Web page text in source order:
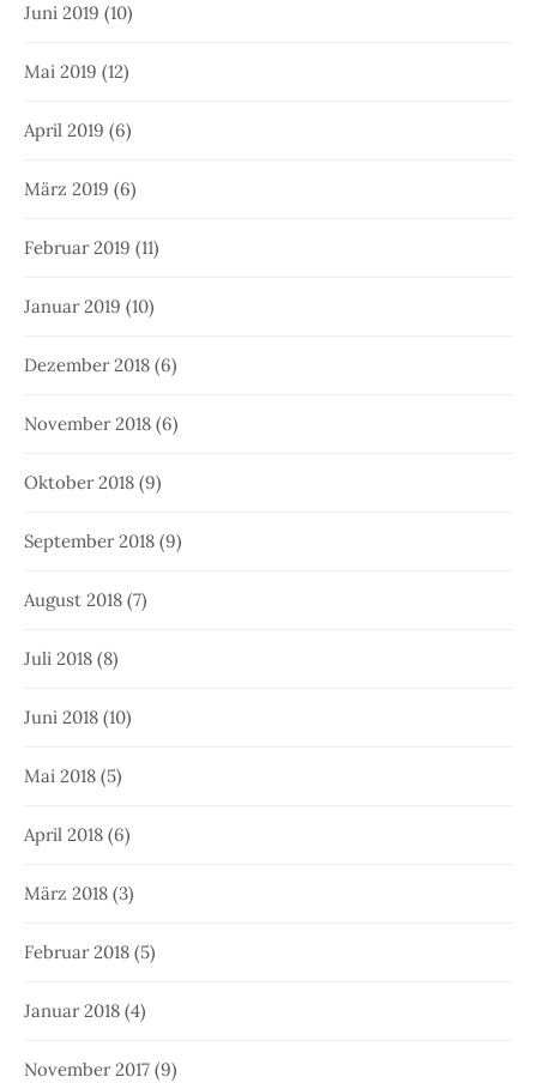
Juni 2019 (10)
Mai 2019 (12)
April 2019 (6)
März 2019 (6)
Februar 2019 (11)
Januar 2019 (10)
Dezember 2018 (6)
November 2018 (6)
Oktober 2018 (9)
September 2018 (9)
August 2018 (7)
Juli 2018 (8)
Juni 2018 (10)
Mai 2018 (5)
April 2018 (6)
März 2018 (3)
Februar 2018 (5)
Januar 2018 (4)
November 2017 (9)